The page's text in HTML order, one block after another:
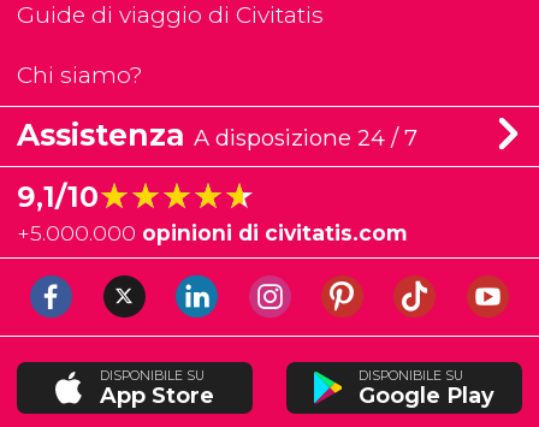
Guide di viaggio di Civitatis
Chi siamo?
Assistenza A disposizione 24 / 7
9,1/10★★★★★
★★★★★
+5.000.000 opinioni di civitatis.com
DISPONIBILE SU
App Store
DISPONIBILE SU
Google Play